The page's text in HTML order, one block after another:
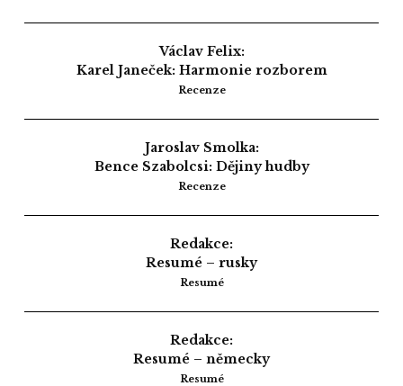
Václav Felix:
Karel Janeček: Harmonie rozborem
Recenze
Jaroslav Smolka:
Bence Szabolcsi: Dějiny hudby
Recenze
Redakce:
Resumé – rusky
Resumé
Redakce:
Resumé – německy
Resumé